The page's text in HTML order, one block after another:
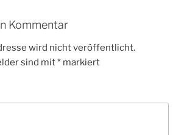
Kommentar
wird nicht veröffentlicht.
sind mit* markiert